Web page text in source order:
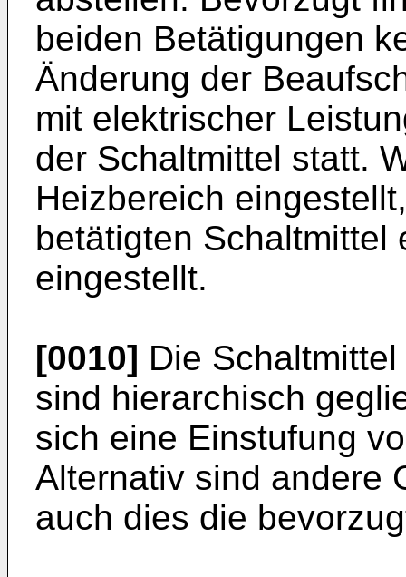
beiden Betätigungen
Änderung der
mit elektrischer
der Schaltmittel statt.
Heizbereich
betätigten Schaltmittel
eingestellt.
[0010] Die
sind hierarchisch
sich eine Einstufung
Alternativ sind andere
auch dies die